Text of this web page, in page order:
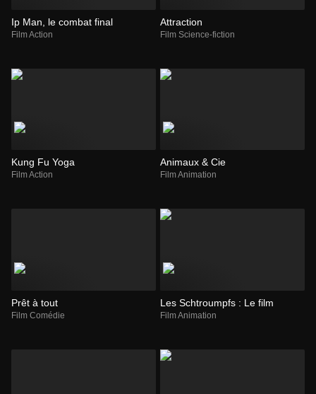
Ip Man, le combat final
Film Action
Attraction
Film Science-fiction
Kung Fu Yoga
Film Action
Animaux & Cie
Film Animation
Prêt à tout
Film Comédie
Les Schtroumpfs : Le film
Film Animation